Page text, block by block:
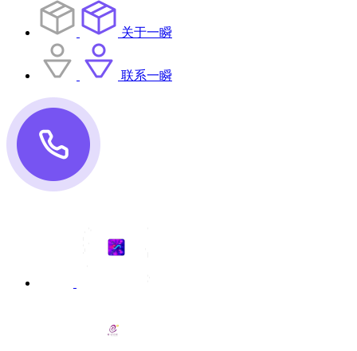
关于一瞬
联系一瞬